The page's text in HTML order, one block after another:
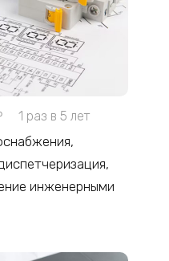
1 раз в 5 лет
инженерными